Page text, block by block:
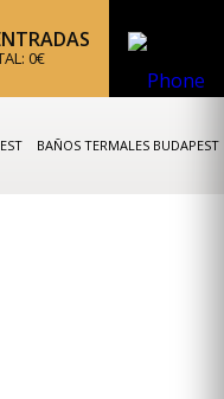
0€
BAÑOS TERMALES BUDAPEST